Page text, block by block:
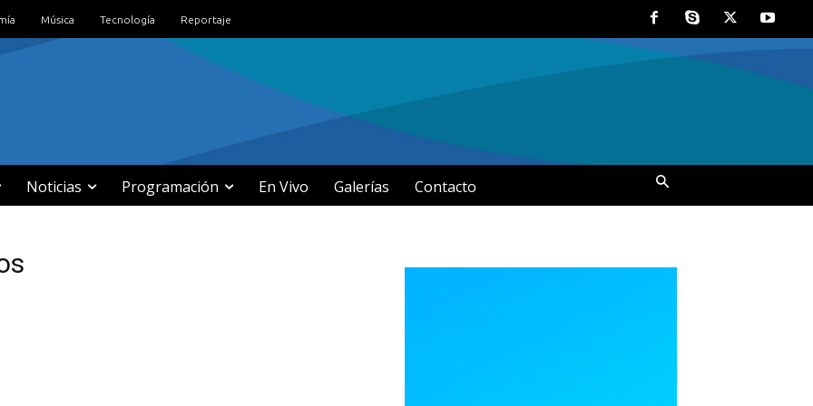
Música Tecnología Reportaje
Noticias Programación En Vivo Galerías Contacto